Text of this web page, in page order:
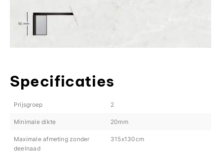
Specificaties
Prijsgroep 2
Minimale dikte 20mm
Maximale afmeting zonder
deelnaad
315x130cm